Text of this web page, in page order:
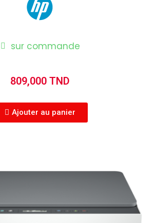
sur commande
809,000 TND
Ajouter au panier